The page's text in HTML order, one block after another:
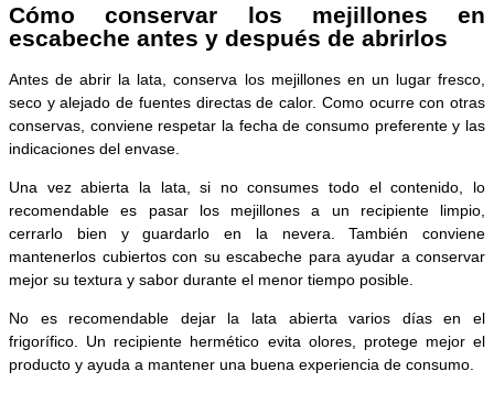
Cómo conservar los mejillones en
escabeche antes y después de abrirlos
Antes de abrir la lata, conserva los mejillones en un lugar fresco,
seco y alejado de fuentes directas de calor. Como ocurre con otras
conservas, conviene respetar la fecha de consumo preferente y las
indicaciones del envase.
Una vez abierta la lata, si no consumes todo el contenido, lo
recomendable es pasar los mejillones a un recipiente limpio,
cerrarlo bien y guardarlo en la nevera. También conviene
mantenerlos cubiertos con su escabeche para ayudar a conservar
mejor su textura y sabor durante el menor tiempo posible.
No es recomendable dejar la lata abierta varios días en el
frigorífico. Un recipiente hermético evita olores, protege mejor el
producto y ayuda a mantener una buena experiencia de consumo.